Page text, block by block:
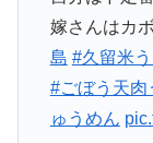
嫁さんはカ
島 #久留米
#ごぼう天肉
ゅうめん